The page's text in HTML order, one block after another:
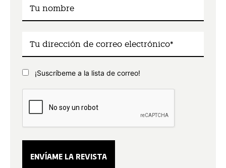
¡Suscríbeme a la lista de correo!